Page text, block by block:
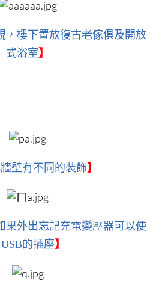
， 樓下置放復古老傢俱及開放
式浴室】
壁有不同的裝飾】
果外出忘記充電變壓器可以使
的插座】